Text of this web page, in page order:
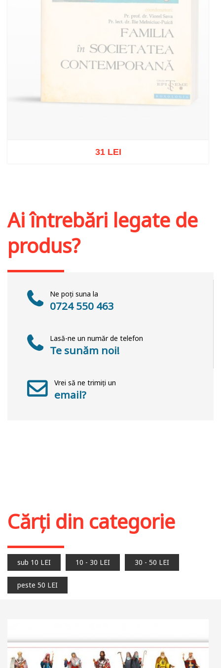
31 LEI
Ai întrebări legate de
produs?
Ne poți suna la
0724 550 463
Lasă-ne un număr de telefon
Te sunăm noi!
Vrei să ne trimiți un
email?
Cărți din categorie
sub 10 LEI 10 - 30 LEI 30 - 50 LEI
peste 50 LEI